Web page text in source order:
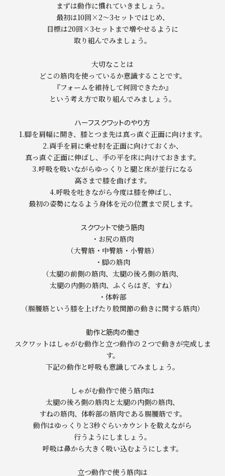
まずは動作に慣れていきましょう。
最初は10回×2〜3セットではじめ、
目標は20回×3セットまで増やせるように
取り組んでみましょう。
大切なことは
どこの筋肉を使っているか意識することです。
『フォームを維持して何回できたか』
という考え方で取り組んでみましょう。
ハーフスクワットのやり方
1.脚を肩幅に開き、膝とつま先は真っ直ぐ正面に向けます。
2.両手を肩に乗せ肘を正面に向けておくか、
真っ直ぐ正面に伸ばし、手の平を床に向けておきます。
3.呼吸を吸いながらゆっくりと腿と床が並行になる
高さまで膝を曲げます。
4.呼吸を吐きながら今度は膝を伸ばし、
最初の姿勢になるよう身体を元の位置まで戻します。
スクワットで使う筋肉
・お尻の筋肉
（大臀筋・中臀筋・小臀筋）
・脚の筋肉
（太腿の前側の筋肉、太腿の後ろ側の筋肉、
太腿の内側の筋肉、ふくらはぎ、すね）
・体幹部
（腸腰筋という膝を上げたり股関節の動きに関する筋肉）
動作と筋肉の働き
スクワットはしゃがむ動作と立つ動作の２つで動きが完成しま
す。
下記の動作と呼吸も意識してみましょう。
しゃがむ動作で使う筋肉は
太腿の後ろ側の筋肉と太腿の内側の筋肉、
すねの筋肉、体幹部の筋肉である腸腰筋です。
動作はゆっくりと3秒ぐらいカウントを数えながら
行うようにしましょう。
呼吸は鼻から大きく吸い込むようにします。
立つ動作で使う筋肉は